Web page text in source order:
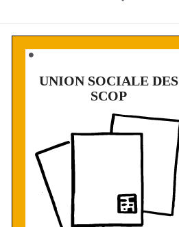
⚫️
UNION SOCIALE DES
SCOP